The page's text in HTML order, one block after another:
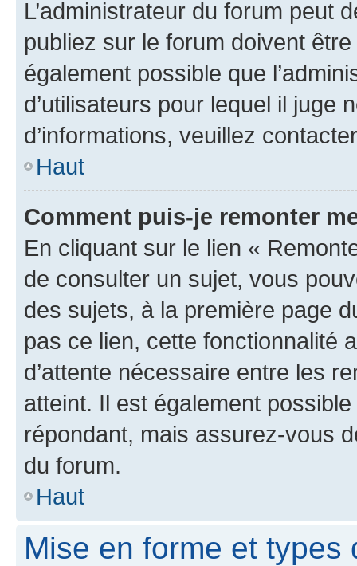
L’administrateur du forum peut
publiez sur le forum doivent
également possible que
d’utilisateurs pour lequel il juge
d’informations, veuillez
Haut
Comment puis-je remonter
En cliquant sur le lien «
de consulter un sujet, vous
des sujets, à la première page
pas ce lien, cette fonctionnalité
d’attente nécessaire entre les
atteint. Il est également
répondant, mais assurez-vous
du forum.
Haut
Mise en forme et types